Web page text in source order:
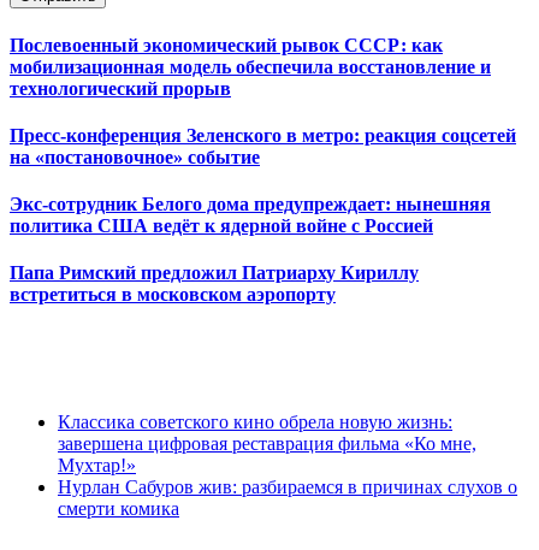
Послевоенный экономический рывок СССР: как
мобилизационная модель обеспечила восстановление и
технологический прорыв
Пресс-конференция Зеленского в метро: реакция соцсетей
на «постановочное» событие
Экс-сотрудник Белого дома предупреждает: нынешняя
политика США ведёт к ядерной войне с Россией
Папа Римский предложил Патриарху Кириллу
встретиться в московском аэропорту
Классика советского кино обрела новую жизнь:
завершена цифровая реставрация фильма «Ко мне,
Мухтар!»
Нурлан Сабуров жив: разбираемся в причинах слухов о
смерти комика